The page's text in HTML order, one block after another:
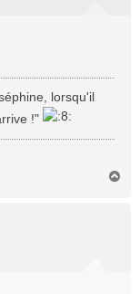
lorsqu'il
!"